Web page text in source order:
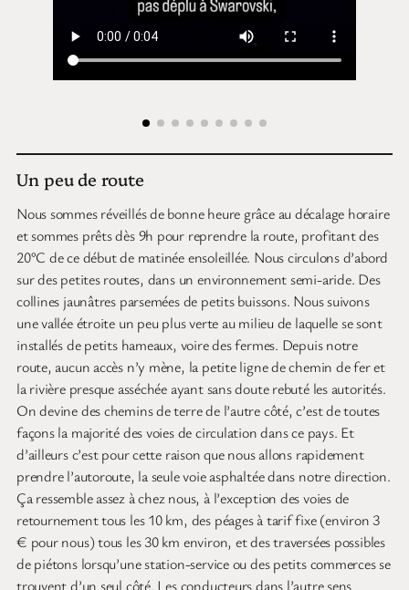
Un peu de route
Nous sommes réveillés de bonne heure grâce au décalage horaire
et sommes prêts dès 9h pour reprendre la route, profitant des
20°C de ce début de matinée ensoleillée. Nous circulons d’abord
sur des petites routes, dans un environnement semi-aride. Des
collines jaunâtres parsemées de petits buissons. Nous suivons
une vallée étroite un peu plus verte au milieu de laquelle se sont
installés de petits hameaux, voire des fermes. Depuis notre
route, aucun accès n’y mène, la petite ligne de chemin de fer et
la rivière presque asséchée ayant sans doute rebuté les autorités.
On devine des chemins de terre de l’autre côté, c’est de toutes
façons la majorité des voies de circulation dans ce pays. Et
d’ailleurs c’est pour cette raison que nous allons rapidement
prendre l’autoroute, la seule voie asphaltée dans notre direction.
Ça ressemble assez à chez nous, à l’exception des voies de
retournement tous les 10 km, des péages à tarif fixe (environ 3
€ pour nous) tous les 30 km environ, et des traversées possibles
de piétons lorsqu’une station-service ou des petits commerces se
trouvent d’un seul côté. Les conducteurs dans l’autre sens